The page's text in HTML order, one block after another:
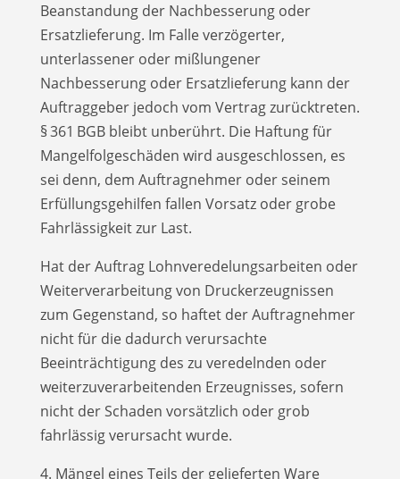
Beanstandung der Nachbesserung oder
Ersatzlieferung. Im Falle verzögerter,
unterlassener oder mißlungener
Nachbesserung oder Ersatzlieferung kann der
Auftraggeber jedoch vom Vertrag zurücktreten.
§ 361 BGB bleibt unberührt. Die Haftung für
Mangelfolgeschäden wird ausgeschlossen, es
sei denn, dem Auftragnehmer oder seinem
Erfüllungsgehilfen fallen Vorsatz oder grobe
Fahrlässigkeit zur Last.
Hat der Auftrag Lohnveredelungsarbeiten oder
Weiterverarbeitung von Druckerzeugnissen
zum Gegenstand, so haftet der Auftragnehmer
nicht für die dadurch verursachte
Beeinträchtigung des zu veredelnden oder
weiterzuverarbeitenden Erzeugnisses, sofern
nicht der Schaden vorsätzlich oder grob
fahrlässig verursacht wurde.
4. Mängel eines Teils der gelieferten Ware